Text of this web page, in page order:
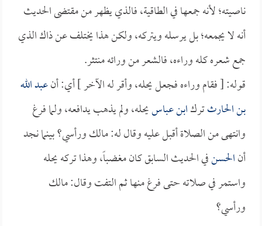
ناصيته؛ لأنه جمعها في الطاقية، فالذي يظهر من مقتضى الحديث
أنه لا يجمعه؛ بل يرسله ويتركه، ولكن هذا يختلف عن ذاك الذي
جمع شعره كله وراءه، فالشعر من ورائه منتثر.
قوله: [ فقام وراءه فجعل يحله، وأقر له الآخر ] أي: أنعبد الله
بن الحارثتركابن عباسيحله، ولم يذهب يدافعه، ولما فرغ
وانتهى من الصلاة أقبل عليه وقال له: مالك ورأسي؟ بينما نجد
أنالحسنفي الحديث السابق كان مغضباً، وهذا تركه يحله
واستمر في صلاته حتى فرغ منها ثم التفت وقال: مالك
ورأسي؟